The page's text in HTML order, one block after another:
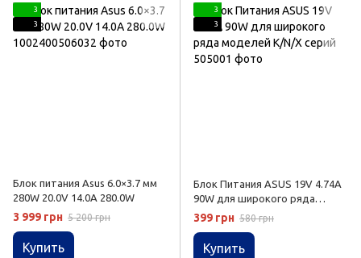
3
3
Блок питания Asus 6.0×3.7 мм
280W 20.0V 14.0A 280.0W
3 999 грн 5 200 грн
Купить
3
3
Блок Питания ASUS 19V 4.74A
90W для широкого ряда
моделей K/N/X серий
399 грн 580 грн
Купить